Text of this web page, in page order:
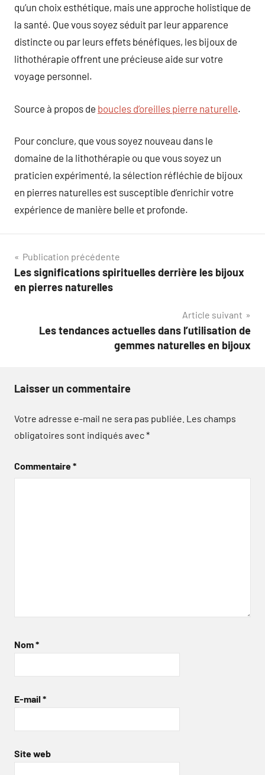
qu’un choix esthétique, mais une approche holistique de
la santé. Que vous soyez séduit par leur apparence
distincte ou par leurs effets bénéfiques, les bijoux de
lithothérapie offrent une précieuse aide sur votre
voyage personnel.
Source à propos de boucles d’oreilles pierre naturelle.
Pour conclure, que vous soyez nouveau dans le
domaine de la lithothérapie ou que vous soyez un
praticien expérimenté, la sélection réfléchie de bijoux
en pierres naturelles est susceptible d’enrichir votre
expérience de manière belle et profonde.
Navigation
de
Publication précédente
Les significations spirituelles derrière les bijoux
en pierres naturelles
Article suivant
Les tendances actuelles dans l’utilisation de
gemmes naturelles en bijoux
Laisser un commentaire
Votre adresse e-mail ne sera pas publiée. Les champs
obligatoires sont indiqués avec*
Commentaire*
Nom*
E-mail *
Site web